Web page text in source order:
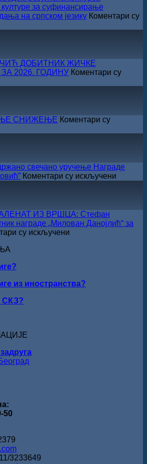
за суфинансирање
на српском језику Коментари су
ДОБИТНИК ЖИЧКЕ
2026. ГОДИНУ Коментари су
СНИЖЕЊЕ Коментари су
свечано уручење Награде
Коментари су искључени
свечано
ИЗ ВРШЦА: Стефан
награде „Милован Данојлић“ за
су искључени
Кирилов
из иностранства?
СКЗ?
50
3233649